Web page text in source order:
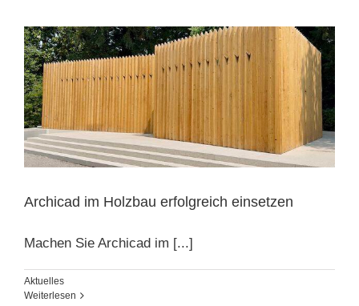
Archicad im Holzbau erfolgreich einsetzen
Machen Sie Archicad im [...]
Aktuelles
Weiterlesen